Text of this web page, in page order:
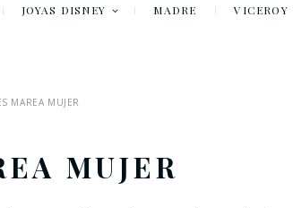
JOYAS DISNEY MADRE VICEROY
MAREA MUJER
MUJER